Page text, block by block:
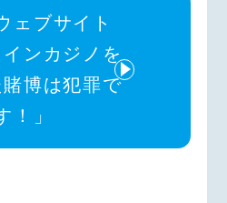
ェブサイト
インカジノを
博は犯罪で
！」